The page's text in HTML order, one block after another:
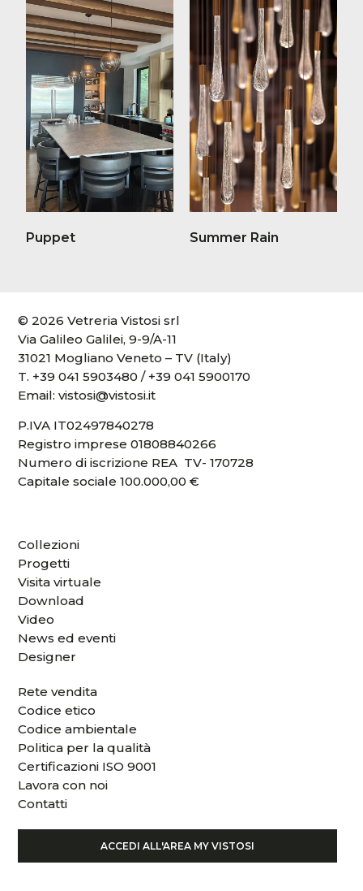
Puppet Summer Rain
© 2026 Vetreria Vistosi srl
Via Galileo Galilei, 9-9/A-11
31021 Mogliano Veneto – TV (Italy)
T. +39 041 5903480 / +39 041 5900170
Email:vistosi@vistosi.it
P.IVA IT02497840278
Registro imprese 01808840266
Numero di iscrizione REA TV- 170728
Capitale sociale 100.000,00 €
Collezioni
Progetti
Visita virtuale
Download
Video
News ed eventi
Designer
Rete vendita
Codice etico
Codice ambientale
Politica per la qualità
Certificazioni ISO 9001
Lavora con noi
Contatti
ACCEDI ALL'AREA MY VISTOSI